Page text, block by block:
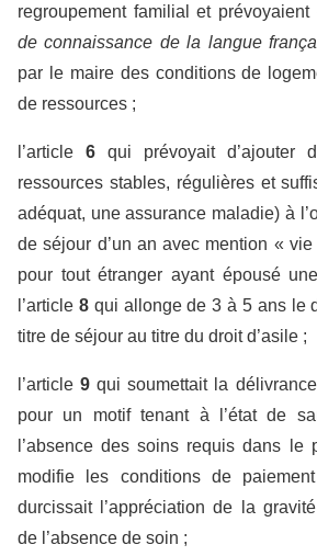
regroupement familial et prévoyaient
de connaissance de la langue
par le maire des conditions de
de ressources ;
l’article 6 qui prévoyait d’ajouter
ressources stables, régulières et
adéquat, une assurance maladie) à
de séjour d’un an avec mention «
pour tout étranger ayant épousé
l’article 8qui allonge de 3 à 5 ans le
titre de séjour au titre du droit d’asile ;
l’article9 qui soumettait la
pour un motif tenant à l’état de
l’absence des soins requis dans le
modifie les conditions de
durcissait l’appréciation de la
de l’absence de soin ;